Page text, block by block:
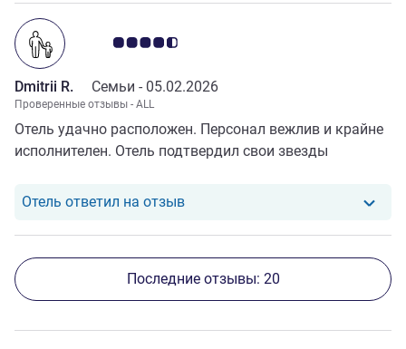
Примечание: отзывы клиентов 4.5/5
Dmitrii R. Семьи - 05.02.2026
Проверенные отзывы - ALL
Отель удачно расположен. Персонал вежлив и крайне
исполнителен. Отель подтвердил свои звезды
Отель ответил на отзывОтель ответил на отзыв от
Последние отзывы: 20